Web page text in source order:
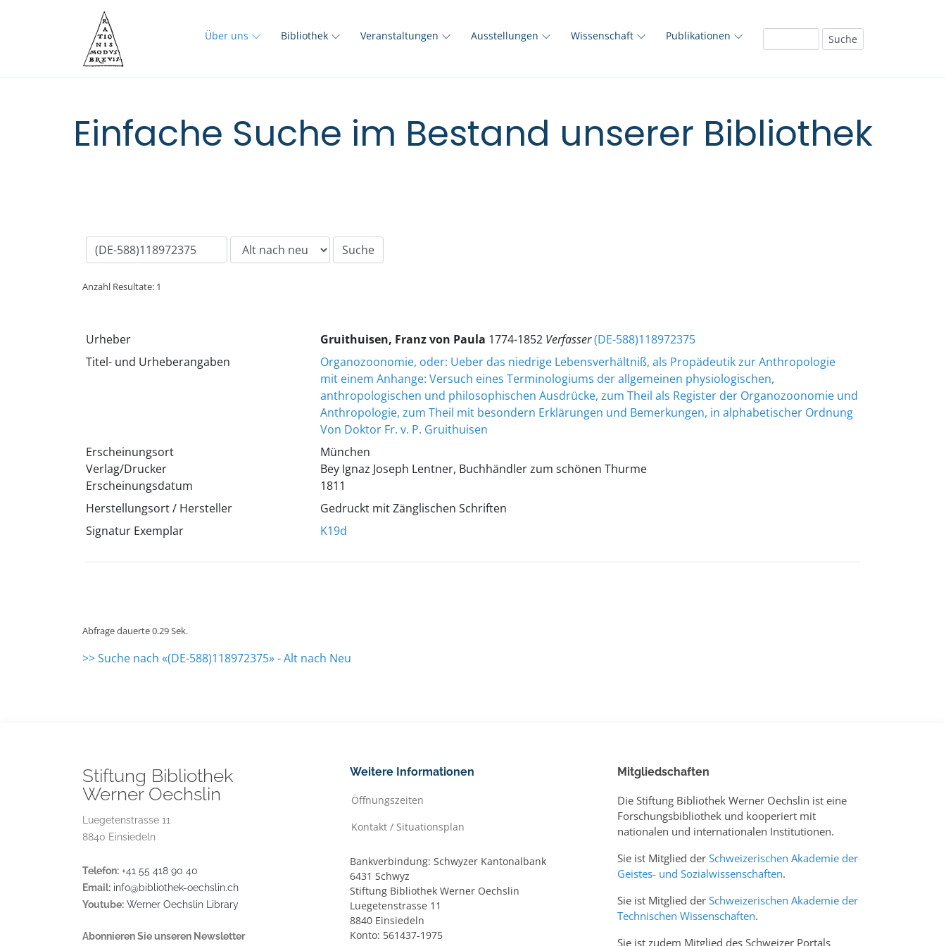
Über uns Bibliothek Veranstaltungen Ausstellungen Wissenschaft Publikationen
Einfache Suche im Bestand unserer Bibliothek
Anzahl Resultate: 1
Urheber Gruithuisen, Franz von Paula 1774-1852 Verfasser(DE-588)118972375
Titel- und Urheberangaben
Organozoonomie, oder: Ueber das niedrige Lebensverhältniß, als Propädeutik zur Anthropologie
mit einem Anhange: Versuch eines Terminologiums der allgemeinen physiologischen,
anthropologischen und philosophischen Ausdrücke, zum Theil als Register der Organozoonomie und
Anthropologie, zum Theil mit besondern Erklärungen und Bemerkungen, in alphabetischer Ordnung
Von Doktor Fr. v. P. Gruithuisen
Erscheinungsort
Verlag/Drucker
Erscheinungsdatum
München
Bey Ignaz Joseph Lentner, Buchhändler zum schönen Thurme
1811
Herstellungsort / Hersteller
Gedruckt mit Zänglischen Schriften
Signatur Exemplar
K19d
Abfrage dauerte 0.29 Sek.
>> Suche nach «(DE-588)118972375» - Alt nach Neu
Stiftung Bibliothek
Werner Oechslin
Luegetenstrasse 11
8840 Einsiedeln
Telefon: +41 55 418 90 40
Email: info@bibliothek-oechslin.ch
Youtube: Werner Oechslin Library
Abonnieren Sie unseren Newsletter
Weitere Informationen
Öffnungszeiten
Kontakt / Situationsplan
Bankverbindung: Schwyzer Kantonalbank
6431 Schwyz
Stiftung Bibliothek Werner Oechslin
Luegetenstrasse 11
8840 Einsiedeln
Konto: 561437-1975
Mitgliedschaften
Die Stiftung Bibliothek Werner Oechslin ist eine
Forschungsbibliothek und kooperiert mit
nationalen und internationalen Institutionen.
Sie ist Mitglied der Schweizerischen Akademie der
Geistes- und Sozialwissenschaften.
Sie ist Mitglied der Schweizerischen Akademie der
Technischen Wissenschaften.
Sie ist zudem Mitglied des Schweizer Portals